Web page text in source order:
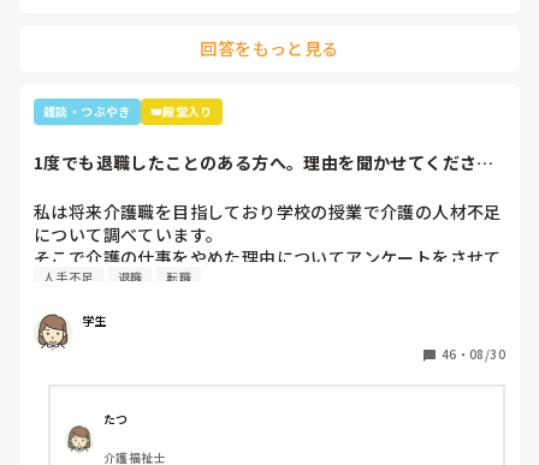
ムタクしか居ないこと、SMAPは解散してしまった事等伝え
言いやん😊」と(笑)
そこから利用者さんは「キムタクは工藤静香と結婚したんや
最初の嵐で私のジャニオタスイッチを破壊してきたので、入
員がその利用者さんに「この子にその話したら永遠に話すか
らあかんよ(笑)」と言われるほど(笑)
年齢や認知症の事を考えても、嵐のメンバー3人とキムタク
が誰と結婚したのか覚えていた事に驚きながらも嬉しかった
回答をもっと見る
雑談・つぶやき 👑殿堂入り
1度でも退職したことのある方へ。理由を聞かせてくださ
私は将来介護職を目指しており学校の授業で介護の人材不足
について調べています。
そこで介護の仕事をやめた理由についてアンケートをさせて
いただきたいです。(賃金が低い、重労働、人間関係など)
などでも教えていただけると助かります。
ご協力お願いします🙇🏻‍♀️
人手不足 退職 転職
学生
46 ・ 08/30
たつ
介護福祉士